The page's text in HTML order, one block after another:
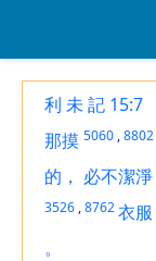
利 未 記 15:7
那摸 5060 ,8802
的， 必不潔淨
3526 ,8762衣服
。